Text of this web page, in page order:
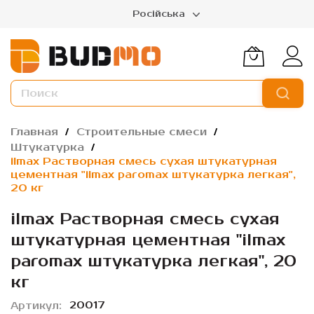
Російська
Главная
Строительные смеси
Штукатурка
ilmax Растворная смесь сухая штукатурная
цементная "ilmax paromax штукатурка легкая",
20 кг
ilmax Растворная смесь сухая
штукатурная цементная "ilmax
paromax штукатурка легкая", 20
кг
Артикул 20017